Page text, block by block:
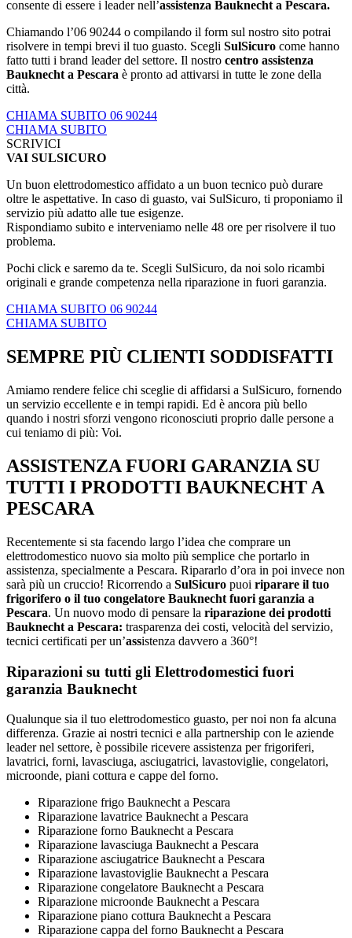
consente di essere i leader nell’assistenza Bauknecht a Pescara.
Chiamando l’06 90244 o compilando il form sul nostro sito potrai
risolvere in tempi brevi il tuo guasto. Scegli SulSicuro come hanno
fatto tutti i brand leader del settore. Il nostro centro assistenza
Bauknecht a Pescara è pronto ad attivarsi in tutte le zone della
città.
CHIAMA SUBITO 06 90244
CHIAMA SUBITO
SCRIVICI
VAI SULSICURO
Un buon elettrodomestico affidato a un buon tecnico può durare
oltre le aspettative. In caso di guasto, vai SulSicuro, ti proponiamo il
servizio più adatto alle tue esigenze.
Rispondiamo subito e interveniamo nelle 48 ore per risolvere il tuo
problema.
Pochi click e saremo da te. Scegli SulSicuro, da noi solo ricambi
originali e grande competenza nella riparazione in fuori garanzia.
CHIAMA SUBITO 06 90244
CHIAMA SUBITO
SEMPRE PIÙ CLIENTI SODDISFATTI
Amiamo rendere felice chi sceglie di affidarsi a SulSicuro, fornendo
un servizio eccellente e in tempi rapidi. Ed è ancora più bello
quando i nostri sforzi vengono riconosciuti proprio dalle persone a
cui teniamo di più: Voi.
ASSISTENZA FUORI GARANZIA SU
TUTTI I PRODOTTI BAUKNECHT A
PESCARA
Recentemente si sta facendo largo l’idea che comprare un
elettrodomestico nuovo sia molto più semplice che portarlo in
assistenza, specialmente a Pescara. Ripararlo d’ora in poi invece non
sarà più un cruccio! Ricorrendo a SulSicuro puoi riparare il tuo
frigorifero o il tuo congelatore Bauknecht fuori garanzia a
Pescara. Un nuovo modo di pensare la riparazione dei prodotti
Bauknecht a Pescara: trasparenza dei costi, velocità del servizio,
tecnici certificati per un’assistenza davvero a 360°!
Riparazioni su tutti gli Elettrodomestici fuori
garanzia Bauknecht
Qualunque sia il tuo elettrodomestico guasto, per noi non fa alcuna
differenza. Grazie ai nostri tecnici e alla partnership con le aziende
leader nel settore, è possibile ricevere assistenza per frigoriferi,
lavatrici, forni, lavasciuga, asciugatrici, lavastoviglie, congelatori,
microonde, piani cottura e cappe del forno.
Riparazione frigo Bauknecht a Pescara
Riparazione lavatrice Bauknecht a Pescara
Riparazione forno Bauknecht a Pescara
Riparazione lavasciuga Bauknecht a Pescara
Riparazione asciugatrice Bauknecht a Pescara
Riparazione lavastoviglie Bauknecht a Pescara
Riparazione congelatore Bauknecht a Pescara
Riparazione microonde Bauknecht a Pescara
Riparazione piano cottura Bauknecht a Pescara
Riparazione cappa del forno Bauknecht a Pescara